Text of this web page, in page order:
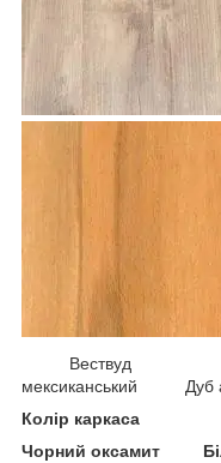
Вествуд
мексиканський Дуб
Колір каркаса
Чорний оксамит